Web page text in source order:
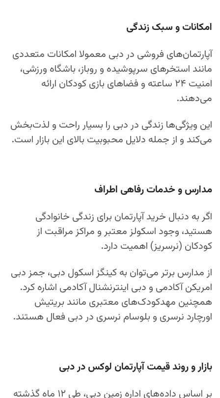
امکانات و سبک زندگی
آپارتمان‌های فروشی در دبی معمولا امکانات متعددی
مانند استخرهای سرپوشیده و روباز، باشگاه ورزشی،
امنیت ۲۴ ساعته و فضاهای بازی کودکان ارائه
می‌دهند.
این ویژگی‌ها زندگی در دبی را بسیار راحت و لذت‌بخش
می‌کند و از جمله دلایل محبوبیت بالای این بازار است.
مدارس و خدمات رفاهی اطراف
اگر به دنبال خرید آپارتمان برای زندگی خانوادگی
هستید، وجود اسکولز معتبر و مراکز مراقبت از
کودکان (نرسریز) اهمیت دارد.
از مدارس برتر می‌توان به کینگز اسکول دبی، جمز دبی
امریکن آکادمی و دبی اینترنشنال آکادمی اشاره کرد.
همچنین مهدکودک‌های معتبری مانند بریتیش
اورچارد نرسری و بلوسام نرسری در دبی فعال هستند.
بازار و روند قیمت آپارتمان لوکس در دبی
بر اساس داده‌های اداره زمین دبی، طی ۱۲ ماه گذشته